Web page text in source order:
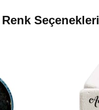
Renk Seçenekleri